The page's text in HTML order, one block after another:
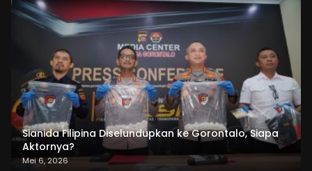
Sianida Filipina Diselundupkan ke Gorontalo, Siapa
Aktornya?
Mei 6, 2026